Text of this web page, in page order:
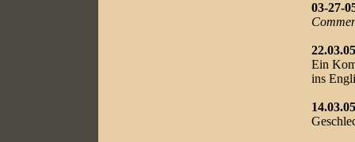
03-27-
Ein
ins